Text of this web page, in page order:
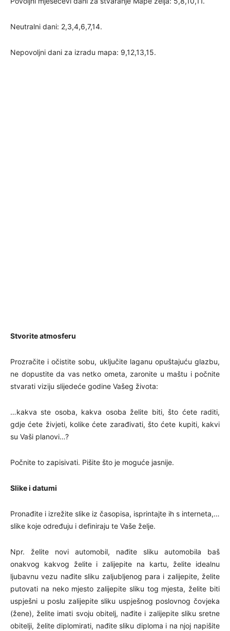
Neutralni dani: 2,3,4,6,7,14.
Nepovoljni dani za izradu mapa: 9,12,13,15.
Stvorite atmosferu
Prozračite i očistite sobu, uključite laganu opuštajuću glazbu,
ne dopustite da vas netko ometa, zaronite u maštu i počnite
stvarati viziju slijedeće godine Vašeg života:
…kakva ste osoba, kakva osoba želite biti, što ćete raditi,
gdje ćete živjeti, kolike ćete zarađivati, što ćete kupiti, kakvi
su Vaši planovi…?
Počnite to zapisivati​​. Pišite što je moguće jasnije.
Slike i datumi
Pronađite i izrežite slike iz časopisa, isprintajte ih s interneta,…
slike koje određuju i definiraju te Vaše želje.
Npr. želite novi automobil, nađite sliku automobila baš
onakvog kakvog želite i zalijepite na kartu, želite idealnu
ljubavnu vezu nađite sliku zaljubljenog para i zalijepite, želite
putovati na neko mjesto zalijepite sliku tog mjesta, želite biti
uspješni u poslu zalijepite sliku uspješnog poslovnog čovjeka
(žene), želite imati svoju obitelj, nađite i zalijepite sliku sretne
obitelji, želite diplomirati, nađite sliku diploma i na njoj napišite